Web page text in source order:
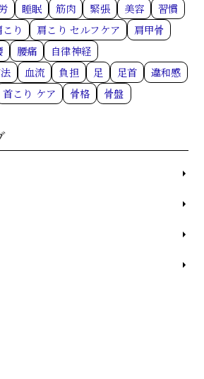
睡眠 筋肉 緊張 美容
習慣
こり 肩こり セルフケア
肩甲骨
腰痛
自律神経
血流 負担 足 足首
違和感
首こり ケア 骨格 骨盤